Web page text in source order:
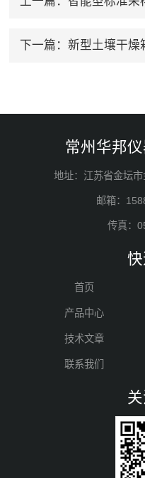
下一篇： 新型土壤干燥
常州华邦
地址：江苏省金坛
邮箱：
传真：
首页
产品中心
技术文章
联系我们
关